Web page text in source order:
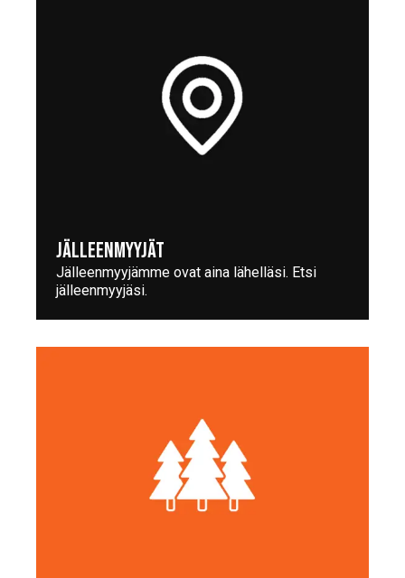
JÄLLEENMYYJÄT
Jälleenmyyjämme ovat aina lähelläsi. Etsi
jälleenmyyjäsi.